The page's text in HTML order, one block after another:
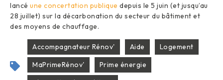
lancé une concertation publique depuis le 5 juin (et jusqu’au
28 juillet) sur la décarbonation du secteur du bâtiment et
des moyens de chauffage.
Accompagnateur Rénov' Aide
Logement
MaPrimeRénov'
Prime énergie